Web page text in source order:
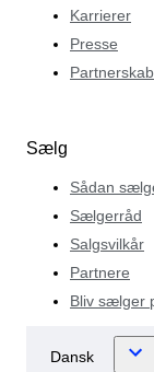
Karrierer
Presse
Sælg
Sådan
Sælgerråd
Salgsvilkår
Partnere
Bliv sælger